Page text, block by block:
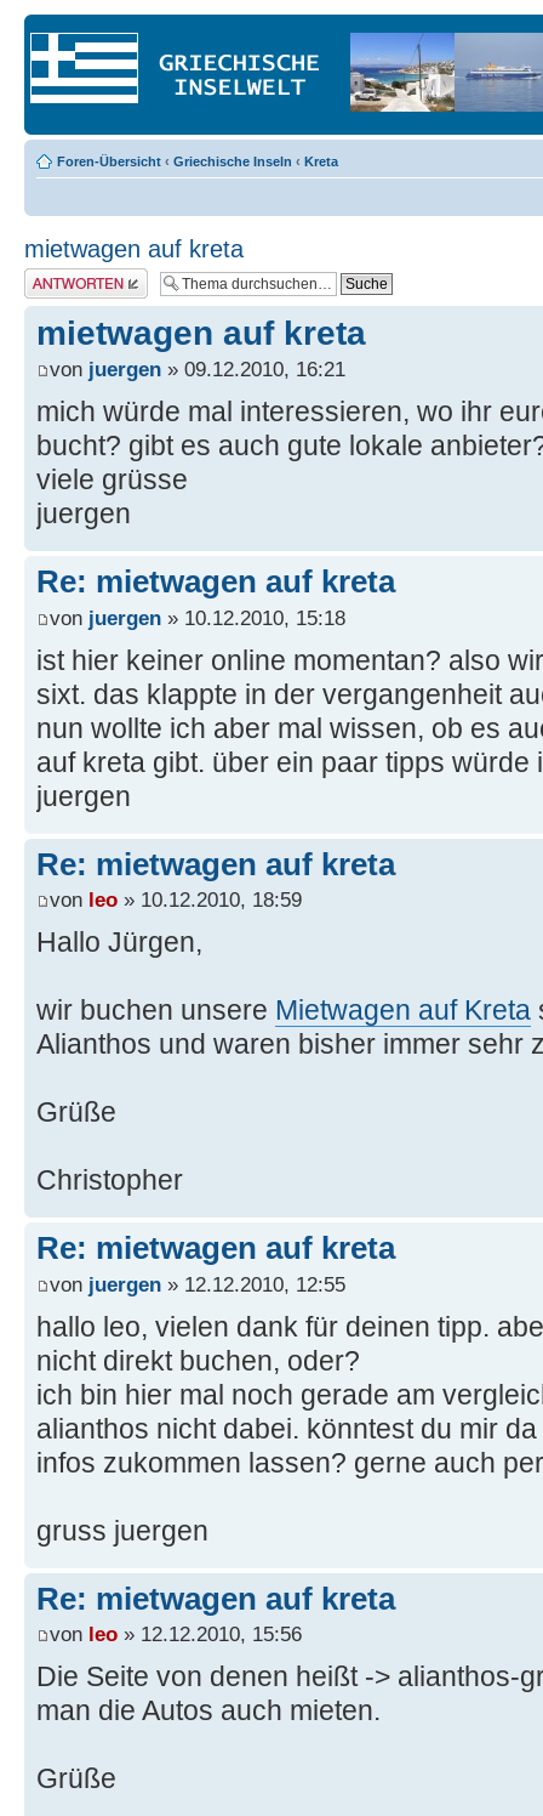
Foren-Übersicht ‹ Griechische Inseln ‹ Kreta
mietwagen auf kreta
Antwort erstellen
mietwagen auf kreta
von juergen » 09.12.2010, 16:21
mich würde mal interessieren, wo ihr
bucht? gibt es auch gute lokale
viele grüsse
juergen
Re: mietwagen auf kreta
von juergen » 10.12.2010, 15:18
ist hier keiner online momentan? also
sixt. das klappte in der vergangenheit
nun wollte ich aber mal wissen, ob es
auf kreta gibt. über ein paar tipps würde
juergen
Re: mietwagen auf kreta
von leo » 10.12.2010, 18:59
Hallo Jürgen,
wir buchen unsere Mietwagen auf Kreta
Alianthos und waren bisher immer sehr
Grüße
Christopher
Re: mietwagen auf kreta
von juergen » 12.12.2010, 12:55
hallo leo, vielen dank für deinen tipp.
nicht direkt buchen, oder?
ich bin hier mal noch gerade am
alianthos nicht dabei. könntest du mir
infos zukommen lassen? gerne auch
gruss juergen
Re: mietwagen auf kreta
von leo » 12.12.2010, 15:56
Die Seite von denen heißt -> alianthos-
man die Autos auch mieten.
Grüße